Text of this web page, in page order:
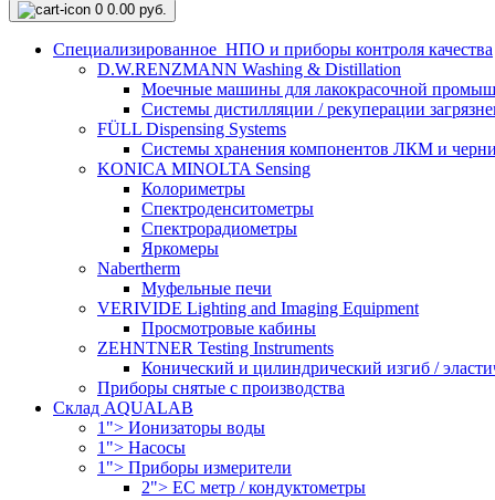
0 0.00 руб.
Cпециализированное НПО и приборы контроля качества
D.W.RENZMANN Washing & Distillation
Моечные машины для лакокрасочной
Системы дистилляции / рекуперации
FÜLL Dispensing Systems
Системы хранения компонентов ЛКМ и
KONICA MINOLTA Sensing
Колориметры
Спектроденситометры
Спектрорадиометры
Яркомеры
Nabertherm
Муфельные печи
VERIVIDE Lighting and Imaging Equipment
Просмотровые кабины
ZEHNTNER Testing Instruments
Конический и цилиндрический изгиб /
Приборы снятые с производства
Склад AQUALAB
1"> Ионизаторы воды
1"> Насосы
1"> Приборы измерители
2"> EC метр / кондуктометры